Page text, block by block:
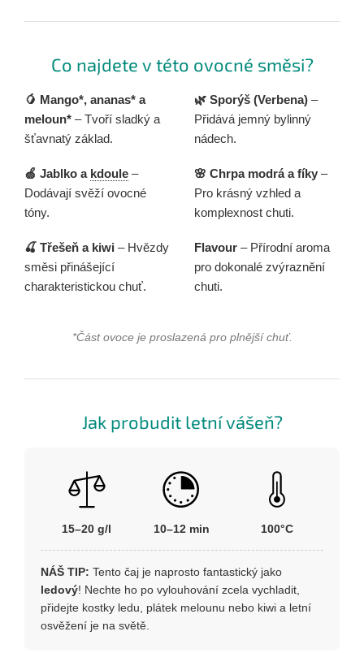
Co najdete v této ovocné směsi?
🥭 Mango*, ananas* a
meloun* – Tvoří sladký a
šťavnatý základ.
🍏 Jablko a kdoule –
Dodávají svěží ovocné
tóny.
🍒 Třešeň a kiwi – Hvězdy
směsi přinášející
charakteristickou chuť.
🌿 Sporýš (Verbena) –
Přidává jemný bylinný
nádech.
🌸 Chrpa modrá a fíky –
Pro krásný vzhled a
komplexnost chuti.
Flavour – Přírodní aroma
pro dokonalé zvýraznění
chuti.
*Část ovoce je proslazená pro plnější chuť.
Jak probudit letní vášeň?
15–20 g/l 10–12 min 100°C
NÁŠ TIP: Tento čaj je naprosto fantastický jako
ledový! Nechte ho po vylouhování zcela vychladit,
přidejte kostky ledu, plátek melounu nebo kiwi a letní
osvěžení je na světě.